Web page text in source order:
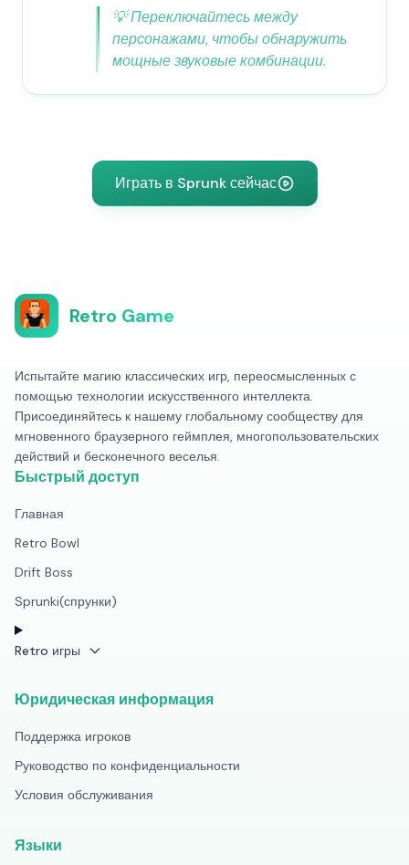
💡Переключайтесь между
персонажами, чтобы обнаружить
мощные звуковые комбинации.
Играть в Sprunk сейчас
Retro Game
Испытайте магию классических игр, переосмысленных с
помощью технологии искусственного интеллекта.
Присоединяйтесь к нашему глобальному сообществу для
мгновенного браузерного геймплея, многопользовательских
действий и бесконечного веселья.
Быстрый доступ
Главная
Retro Bowl
Drift Boss
Sprunki(спрунки)
Retro игры
Юридическая информация
Поддержка игроков
Руководство по конфиденциальности
Условия обслуживания
Языки